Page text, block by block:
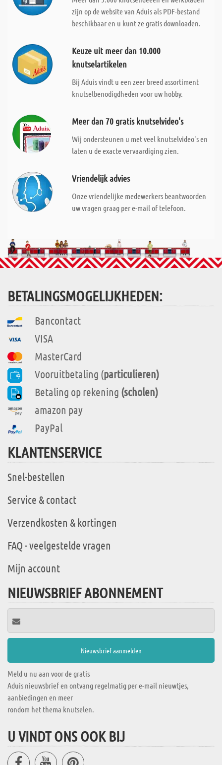
zijn op de website van Aduis als PDF-bestand
beschikbaar en u kunt ze gratis downloaden.
Keuze uit meer dan 10.000
knutselartikelen
Bij Aduis vindt u een zeer breed assortiment
knutselbenodigdheden voor uw hobby.
Meer dan 70 gratis knutselvideo's
Wij ondersteunen u met veel knutselvideo's en
laten u de exacte vervaardiging zien.
Vriendelijk advies
Onze vriendelijke medewerkers beantwoorden
uw vragen graag per e-mail of telefoon.
BETALINGSMOGELIJKHEDEN:
Bancontact
VISA
MasterCard
Vooruitbetaling (particulieren)
Betaling op rekening (scholen)
amazon pay
PayPal
KLANTENSERVICE
Snel-bestellen
Service & contact
Verzendkosten & kortingen
FAQ - veelgestelde vragen
Mijn account
NIEUWSBRIEF ABONNEMENT
Meld u nu aan voor de gratis
Aduis nieuwsbrief en ontvang regelmatig per e-mail nieuwtjes,
aanbiedingen en meer
rondom het thema knutselen.
U VINDT ONS OOK BIJ